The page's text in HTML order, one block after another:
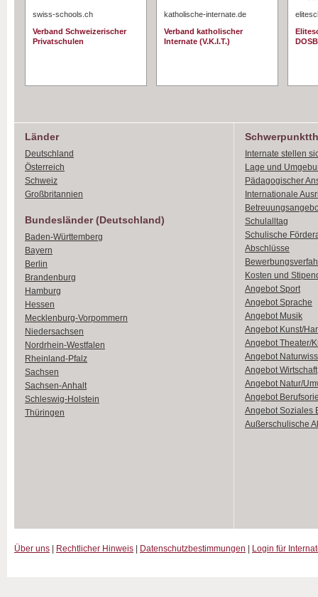
swiss-schools.ch
Verband Schweizerischer
Privatschulen
katholische-internate.de
Verband katholischer
Internate (V.K.I.T.)
DOSB
Länder
Deutschland
Österreich
Schweiz
Großbritannien
Bundesländer (Deutschland)
Baden-Württemberg
Bayern
Berlin
Brandenburg
Hamburg
Hessen
Mecklenburg-Vorpommern
Niedersachsen
Nordrhein-Westfalen
Rheinland-Pfalz
Sachsen
Sachsen-Anhalt
Schleswig-Holstein
Thüringen
Internate stellen
Lage und
Pädagogischer
Internationale
Schulalltag
Schulische
Abschlüsse
Kosten und
Angebot Sport
Angebot Sprache
Angebot Musik
Angebot Kunst/
Angebot Theater/
Angebot
Angebot Wirtschaft
Angebot Natur/
Angebot
Angebot Soziales
Außerschulische
Über uns Rechtlicher Hinweis Datenschutzbestimmungen Login für